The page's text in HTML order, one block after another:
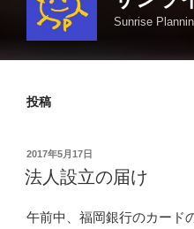
Sunrise
投稿
投
稿
日:
2017年5月17日
法人設立の届け
午前中、福岡銀行のカード